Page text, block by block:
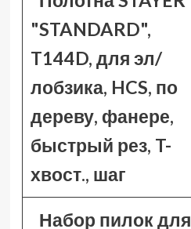
"STANDARD",
T144D, для эл/
лобзика, HCS, по
дереву, фанере,
быстрый рез, T-
хвост., шаг
Набор пилок для